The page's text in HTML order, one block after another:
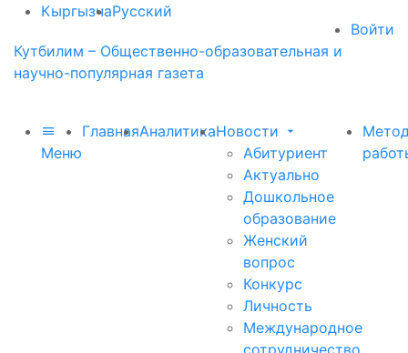
КыргызчаРусский
Войти
Кутбилим – Общественно-образовательная и
научно-популярная газета
Меню
ГлавнаяАналитикаНовости
Абитуриент
Актуально
Дошкольное
образование
Женский
вопрос
Конкурс
Личность
Международное
сотрудничество